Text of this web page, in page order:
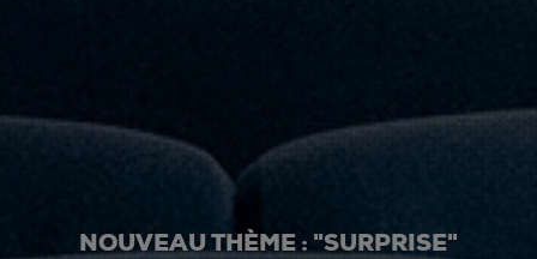
NOUVEAU THÈME : "SURPRISE"